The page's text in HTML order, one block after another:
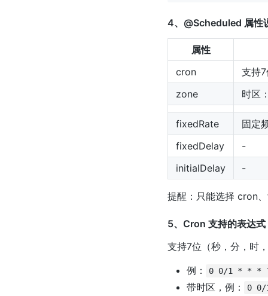
4、@Scheduled 属性
属性
cron
支持
zone
时区
fixedRate
固定
fixedDelay
-
initialDelay
-
提醒：只能选择 cron
5、Cron 支持的表达式
支持7位（秒，分，时
例：
0 0/1 * * *
带时区，例： 0